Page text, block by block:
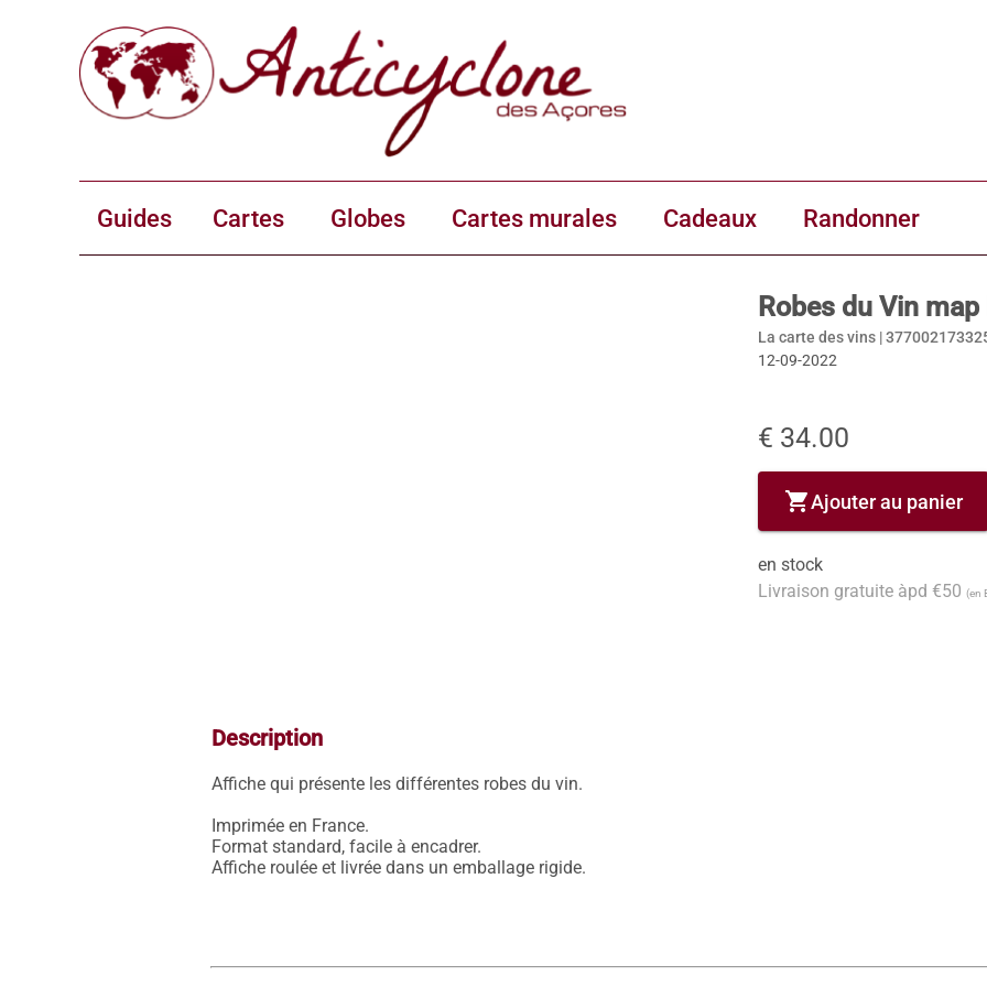
Guides Cartes Globes Cartes murales Cadeaux Randonner
Robes du Vin
La carte des vins |
12-09-2022
€ 34.00
shopping_cartAjouter au panier
en stock
Livraison gratuite àpd €50 (en
Description
Affiche qui présente les différentes robes du vin.
Imprimée en France.
Format standard, facile à encadrer.
Affiche roulée et livrée dans un emballage rigide.